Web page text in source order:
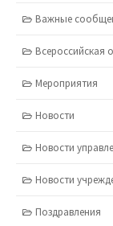
Важные
Всероссийская
Мероприятия
Новости
Новости
Новости
Поздравления